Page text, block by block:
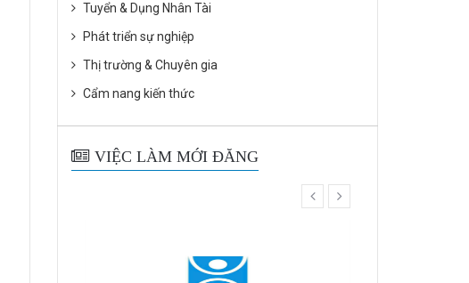
Tuyển & Dụng Nhân Tài
Phát triển sự nghiệp
Thị trường & Chuyên gia
Cẩm nang kiến thức
VIỆC LÀM MỚI ĐĂNG
prev